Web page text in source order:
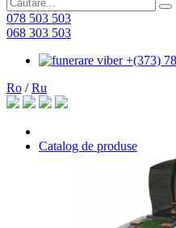
078 503 503
068 303 503
+(373)
Ro /Ru
Catalog de produse